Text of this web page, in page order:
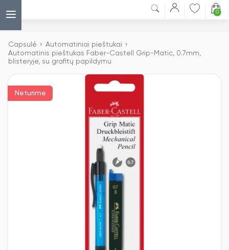
0
Capsulė › Automatiniai pieštukai ›
Automatinis pieštukas Faber-Castell Grip-Matic, 0.7mm,
blisteryje, su grafitų papildymu
Neturime